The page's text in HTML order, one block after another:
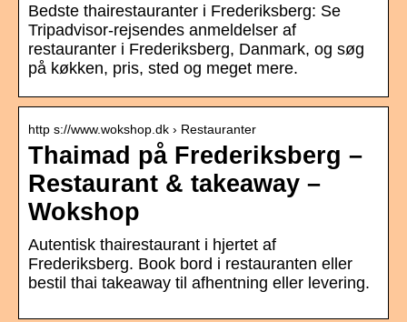
Bedste thairestauranter i Frederiksberg: Se
Tripadvisor-rejsendes anmeldelser af
restauranter i Frederiksberg, Danmark, og søg
på køkken, pris, sted og meget mere.
http s://www.wokshop.dk › Restauranter
Thaimad på Frederiksberg –
Restaurant & takeaway –
Wokshop
Autentisk thairestaurant i hjertet af
Frederiksberg. Book bord i restauranten eller
bestil thai takeaway til afhentning eller levering.